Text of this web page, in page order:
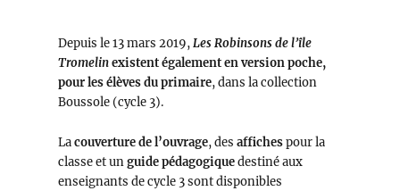
Depuis le 13 mars 2019,Les Robinsons de l’île
Tromelinexistent également en version poche,
pour les élèves du primaire, dans la collection
Boussole (cycle 3).
Lacouverture de l’ouvrage, des affichespour la
classe et unguide pédagogiquedestiné aux
enseignants de cycle 3 sont disponibles